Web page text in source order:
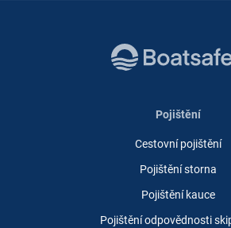
Pojištění
Cestovní pojištění
Pojištění storna
Pojištění kauce
Pojištění odpovědnosti